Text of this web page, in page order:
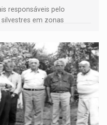
responsáveis pelo
em zonas